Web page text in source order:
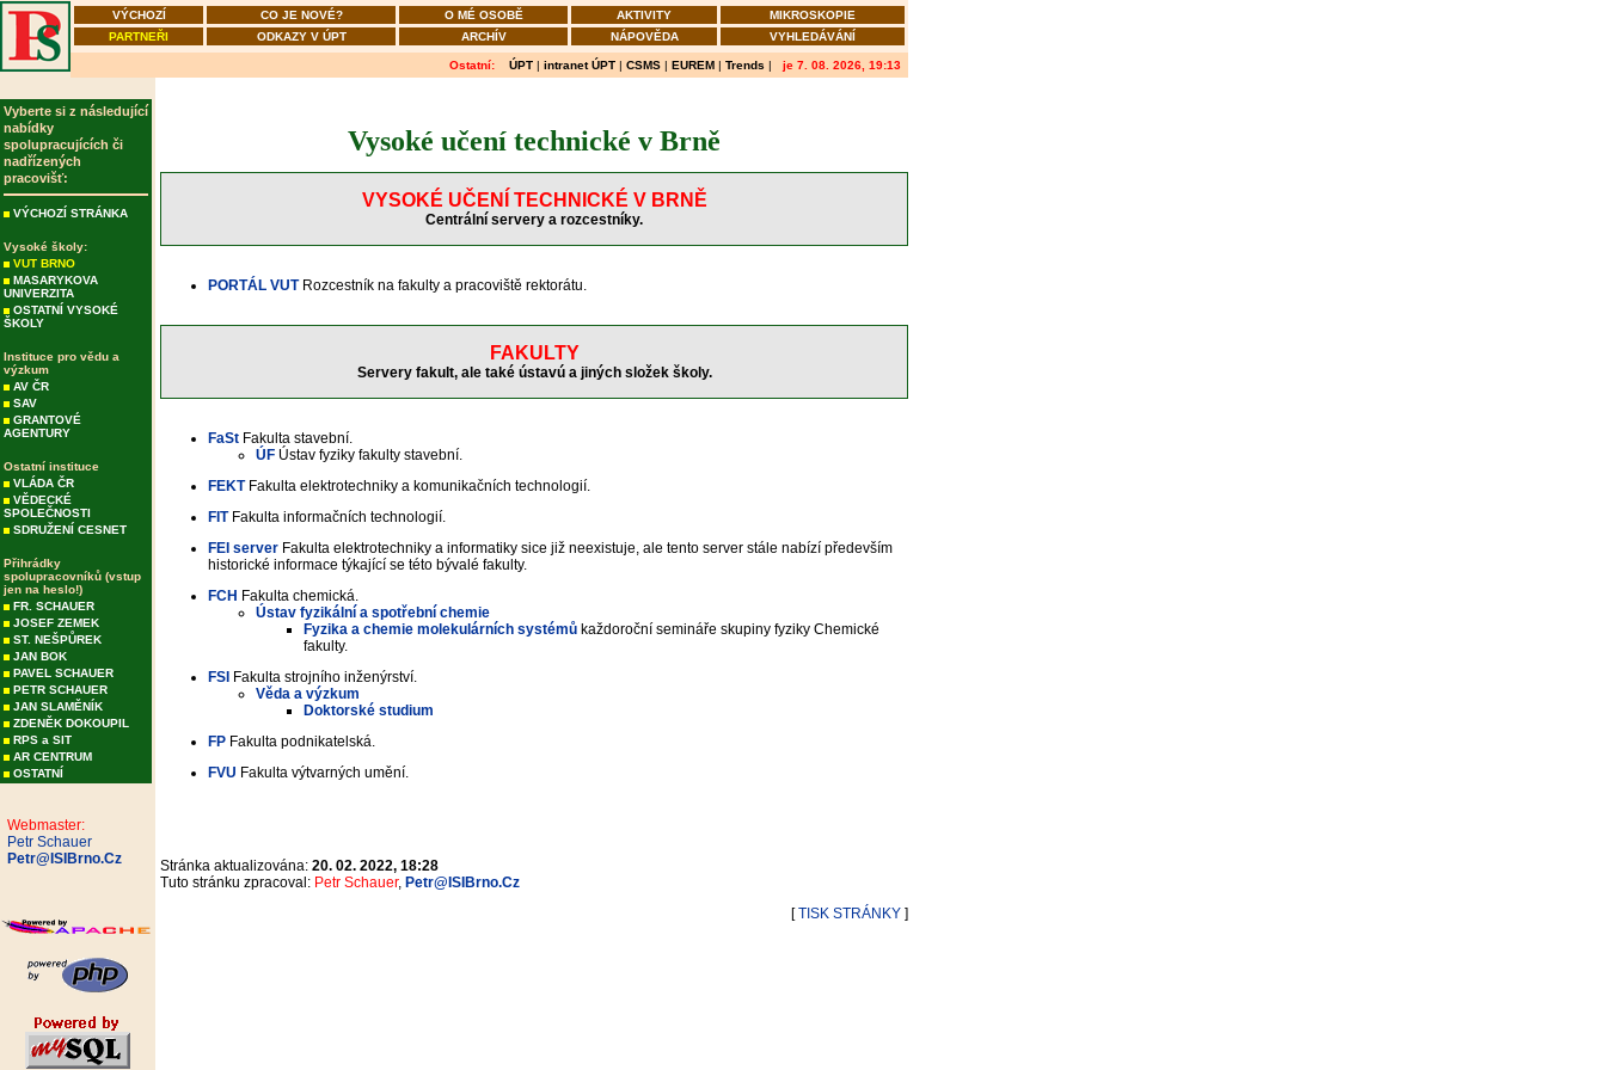
VÝCHOZÍ CO JE NOVÉ? O MÉ OSOBĚ AKTIVITY
MIKROSKOPIE
PARTNEŘI
ODKAZY V ÚPT ARCHÍV NÁPOVĚDA VYHLEDÁVÁNÍ
Ostatní: ÚPT | intranet ÚPT | CSMS | EUREM | Trends | je 7. 08. 2026, 19:13
Vyberte si z následující
nabídky
spolupracujících či
nadřízených
pracovišť:
VÝCHOZÍ STRÁNKA
Vysoké školy:
VUT BRNO
MASARYKOVA
UNIVERZITA
OSTATNÍ VYSOKÉ
ŠKOLY
Instituce pro vědu a
výzkum
AV ČR
SAV
GRANTOVÉ
AGENTURY
Ostatní instituce
VLÁDA ČR
VĚDECKÉ
SPOLEČNOSTI
SDRUŽENÍ CESNET
Přihrádky
spolupracovníků (vstup
jen na heslo!)
FR. SCHAUER
JOSEF ZEMEK
ST. NEŠPŮREK
JAN BOK
PAVEL SCHAUER
PETR SCHAUER
JAN SLAMĚNÍK
ZDENĚK DOKOUPIL
RPS a SIT
AR CENTRUM
OSTATNÍ
Webmaster:
Petr Schauer
Petr@ISIBrno.Cz
Vysoké učení technické v Brně
VYSOKÉ UČENÍ TECHNICKÉ V BRNĚ
Centrální servery a rozcestníky.
PORTÁL VUT Rozcestník na fakulty a pracoviště rektorátu.
FAKULTY
Servery fakult, ale také ústavú a jiných složek školy.
FaSt Fakulta stavební.
ÚF Ústav fyziky fakulty stavební.
FEKT Fakulta elektrotechniky a komunikačních technologií.
FIT Fakulta informačních technologií.
FEI server Fakulta elektrotechniky a informatiky sice již neexistuje, ale tento server stále nabízí především
historické informace týkající se této bývalé fakulty.
FCH Fakulta chemická.
Ústav fyzikální a spotřební chemie
Fyzika a chemie molekulárních systémů každoroční semináře skupiny fyziky Chemické
fakulty.
FSI Fakulta strojního inženýrství.
Věda a výzkum
Doktorské studium
FP Fakulta podnikatelská.
FVU Fakulta výtvarných umění.
Stránka aktualizována: 20. 02. 2022, 18:28
Tuto stránku zpracoval: Petr Schauer, Petr@ISIBrno.Cz
[TISK STRÁNKY ]